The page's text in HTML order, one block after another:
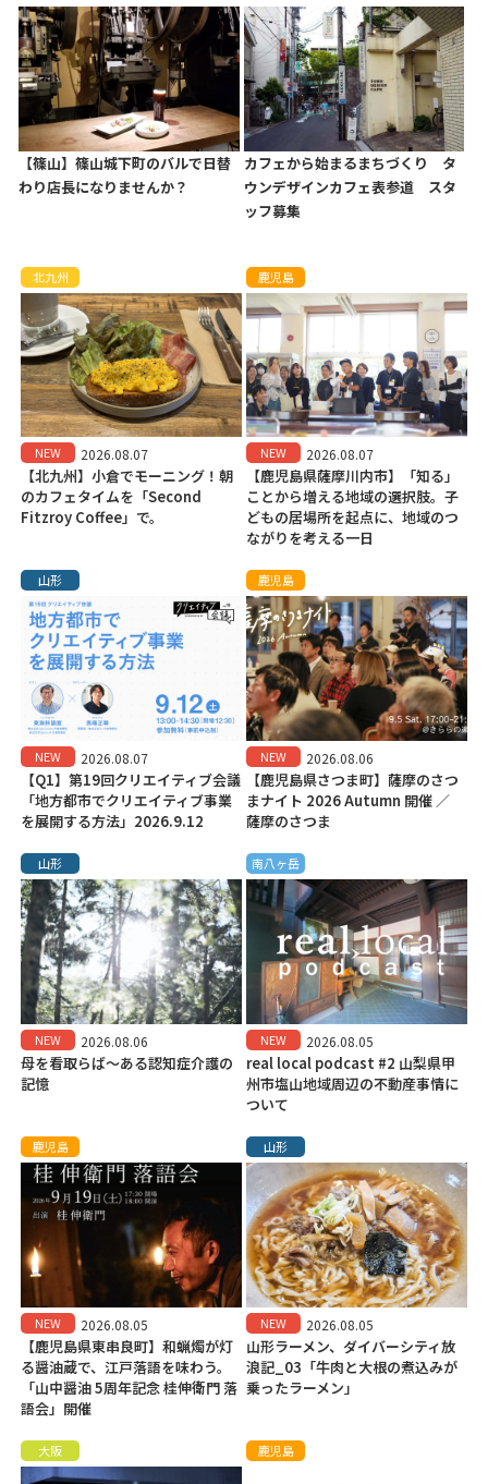
【篠山】篠山城下町のバルで日替
わり店長になりませんか？
カフェから始まるまちづくり タ
ウンデザインカフェ表参道 スタ
ッフ募集
北九州
NEW 2026.08.07
【北九州】小倉でモーニング！朝
のカフェタイムを「Second
Fitzroy Coffee」で。
鹿児島
NEW 2026.08.07
【鹿児島県薩摩川内市】「知る」
ことから増える地域の選択肢。子
どもの居場所を起点に、地域のつ
ながりを考える一日
山形
NEW 2026.08.07
【Q1】第19回クリエイティブ会議
「地方都市でクリエイティブ事業
を展開する方法」2026.9.12
鹿児島
NEW 2026.08.06
【鹿児島県さつま町】薩摩のさつ
まナイト 2026 Autumn 開催 ／
薩摩のさつま
山形
NEW 2026.08.06
母を看取らば～ある認知症介護の
記憶
南八ヶ岳
NEW 2026.08.05
real local podcast #2 山梨県甲
州市塩山地域周辺の不動産事情に
ついて
鹿児島
NEW 2026.08.05
【鹿児島県東串良町】和蝋燭が灯
る醤油蔵で、江戸落語を味わう。
「山中醤油 5周年記念 桂伸衛門 落
語会」開催
山形
NEW 2026.08.05
山形ラーメン、ダイバーシティ放
浪記_03「牛肉と大根の煮込みが
乗ったラーメン」
大阪 鹿児島